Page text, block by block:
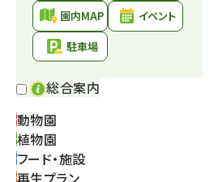
園内MAP
イベント
駐車場
総合案内
動物園
植物園
フード・施設